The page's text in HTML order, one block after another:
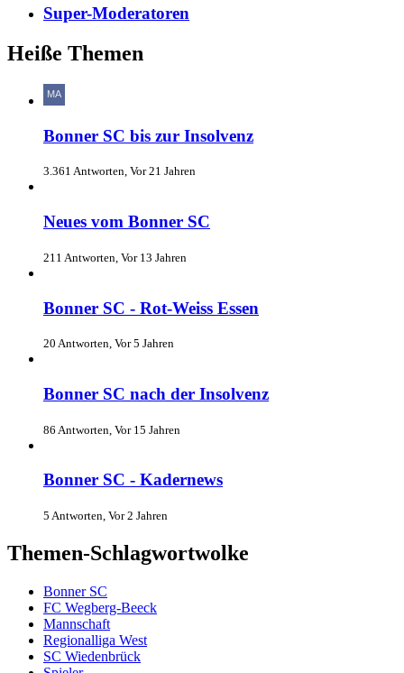
Super-Moderatoren
Heiße Themen
Bonner SC bis zur Insolvenz
3.361 Antworten, Vor 21 Jahren
Neues vom Bonner SC
211 Antworten, Vor 13 Jahren
Bonner SC - Rot-Weiss Essen
20 Antworten, Vor 5 Jahren
Bonner SC nach der Insolvenz
86 Antworten, Vor 15 Jahren
Bonner SC - Kadernews
5 Antworten, Vor 2 Jahren
Themen-Schlagwortwolke
Bonner SC
FC Wegberg-Beeck
Mannschaft
Regionalliga West
SC Wiedenbrück